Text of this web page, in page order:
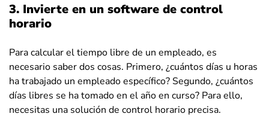
3. Invierte en un software de control
horario
Para calcular el tiempo libre de un empleado, es
necesario saber dos cosas. Primero, ¿cuántos días u horas
ha trabajado un empleado específico? Segundo, ¿cuántos
días libres se ha tomado en el año en curso? Para ello,
necesitas una solución de control horario precisa.